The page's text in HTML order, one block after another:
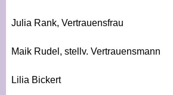
Julia Rank, Vertrauensfrau
Maik Rudel, stellv. Vertrauensmann
Lilia Bickert